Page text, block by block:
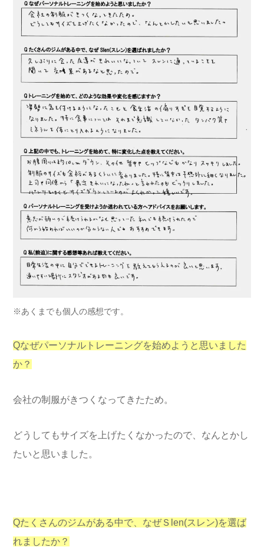
※あくまでも個人の感想です。
Qなぜパーソナルトレーニングを始めようと思いました
か？
会社の制服がきつくなってきたため。
どうしてもサイズを上げたくなかったので、なんとかし
たいと思いました。
Qたくさんのジムがある中で、なぜＳlen(スレン)を選ば
れましたか？